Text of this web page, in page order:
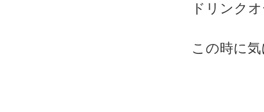
ドリンク
この時に